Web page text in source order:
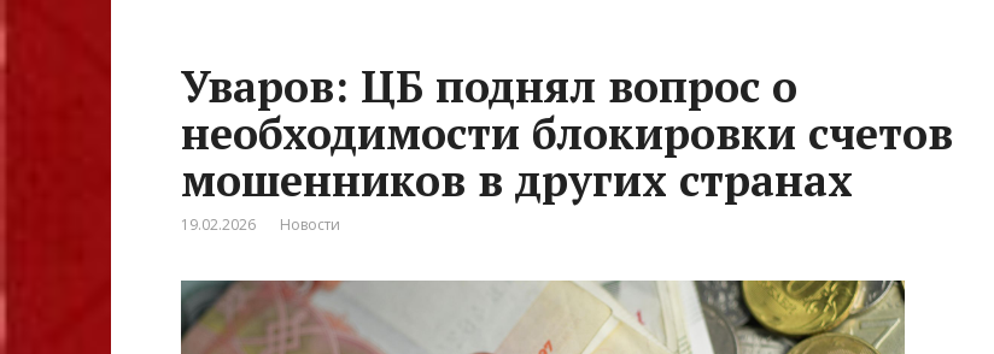
Уваров: ЦБ поднял вопрос о
необходимости блокировки счетов
мошенников в других странах
19.02.2026 Новости